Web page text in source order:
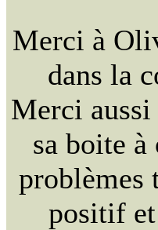
Merci à
dans la
Merci
sa boite
problèmes
positif